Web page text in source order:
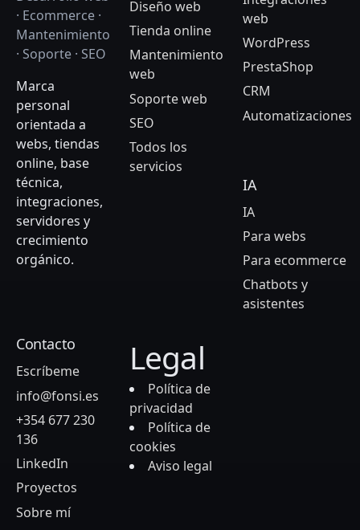
· Ecommerce ·
Mantenimiento
· Soporte · SEO
Marca
personal
orientada a
webs, tiendas
online, base
técnica,
integraciones,
servidores y
crecimiento
orgánico.
Diseño web
Tienda online
Mantenimiento
web
Soporte web
SEO
Todos los
servicios
web
WordPress
PrestaShop
CRM
Automatizaciones
IA
IA
Para webs
Para ecommerce
Chatbots y
asistentes
Contacto
Escríbeme
info@fonsi.es
+354 677 230
136
LinkedIn
Proyectos
Sobre mí
Legal
Política de
privacidad
Política de
cookies
Aviso legal